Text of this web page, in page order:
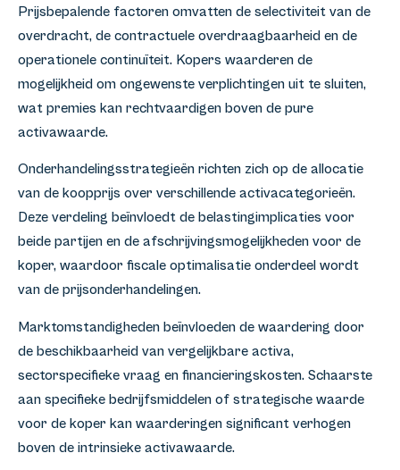
Prijsbepalende factoren omvatten de selectiviteit van de
overdracht, de contractuele overdraagbaarheid en de
operationele continuïteit. Kopers waarderen de
mogelijkheid om ongewenste verplichtingen uit te sluiten,
wat premies kan rechtvaardigen boven de pure
activawaarde.
Onderhandelingsstrategieën richten zich op de allocatie
van de koopprijs over verschillende activacategorieën.
Deze verdeling beïnvloedt de belastingimplicaties voor
beide partijen en de afschrijvingsmogelijkheden voor de
koper, waardoor fiscale optimalisatie onderdeel wordt
van de prijsonderhandelingen.
Marktomstandigheden beïnvloeden de waardering door
de beschikbaarheid van vergelijkbare activa,
sectorspecifieke vraag en financieringskosten. Schaarste
aan specifieke bedrijfsmiddelen of strategische waarde
voor de koper kan waarderingen significant verhogen
boven de intrinsieke activawaarde.